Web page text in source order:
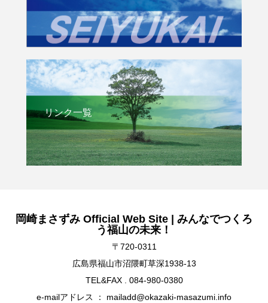
リンク一覧
岡崎まさずみ Official Web Site | みんなでつくろ
う福山の未来！
〒720-0311
広島県福山市沼隈町草深1938-13
TEL&FAX . 084-980-0380
e-mailアドレス ： mailadd@okazaki-masazumi.info